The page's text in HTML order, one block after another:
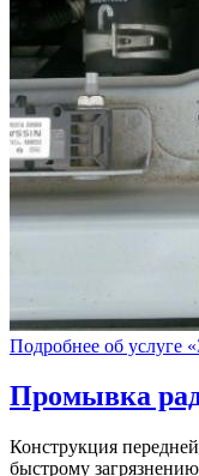
Подробнее об услуге
Промывка
Конструкция
быстрому